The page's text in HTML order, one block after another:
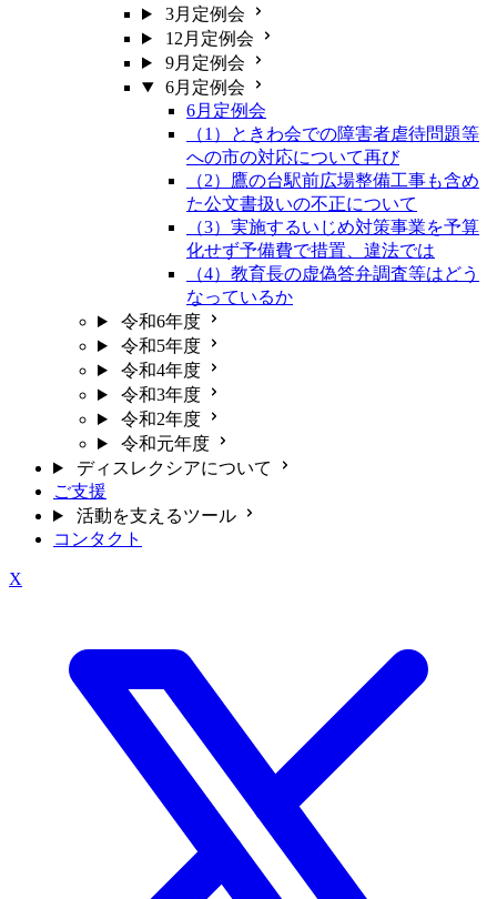
3月定例会
12月定例会
9月定例会
6月定例会
6月定例会
（1）ときわ会での障害者虐待問題等
への市の対応について再び
（2）鷹の台駅前広場整備工事も含め
た公文書扱いの不正について
（3）実施するいじめ対策事業を予算
化せず予備費で措置、違法では
（4）教育長の虚偽答弁調査等はどう
なっているか
令和6年度
令和5年度
令和4年度
令和3年度
令和2年度
令和元年度
ディスレクシアについて
ご支援
活動を支えるツール
コンタクト
X